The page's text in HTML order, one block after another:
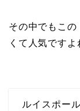
その中でもこの
くて人気ですよ
ルイスポー